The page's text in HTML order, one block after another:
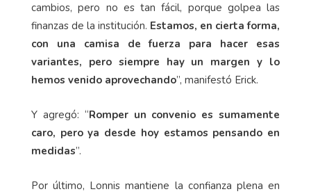
cambios, pero no es tan fácil, porque golpea las
finanzas de la institución. Estamos, en cierta forma,
con una camisa de fuerza para hacer esas
variantes, pero siempre hay un margen y lo
hemos venido aprovechando”, manifestó Erick.
Y agregó: “Romper un convenio es sumamente
caro, pero ya desde hoy estamos pensando en
medidas”.
Por último, Lonnis mantiene la confianza plena en